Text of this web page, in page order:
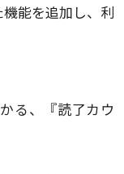
能を追加し、利
る、『読了カウ